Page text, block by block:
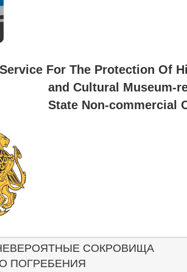
For The Protection Of
and Cultural Museum-
State Non-commercial
СОКРОВИЩА
ПОГРЕБЕНИЯ